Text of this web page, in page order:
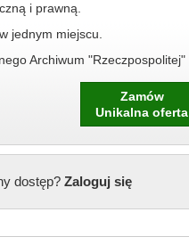
i prawną.
jednym miejscu.
Archiwum "Rzeczpospolitej"
Zamów
Unikalna oferta
dostęp?Zaloguj się